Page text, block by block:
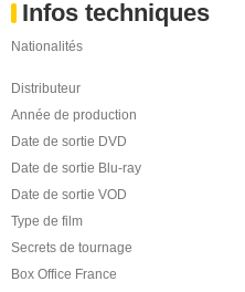
Infos techniques
Nationalités
Distributeur
Année de production
Date de sortie DVD
Date de sortie Blu-ray
Date de sortie VOD
Type de film
Secrets de tournage
Box Office France